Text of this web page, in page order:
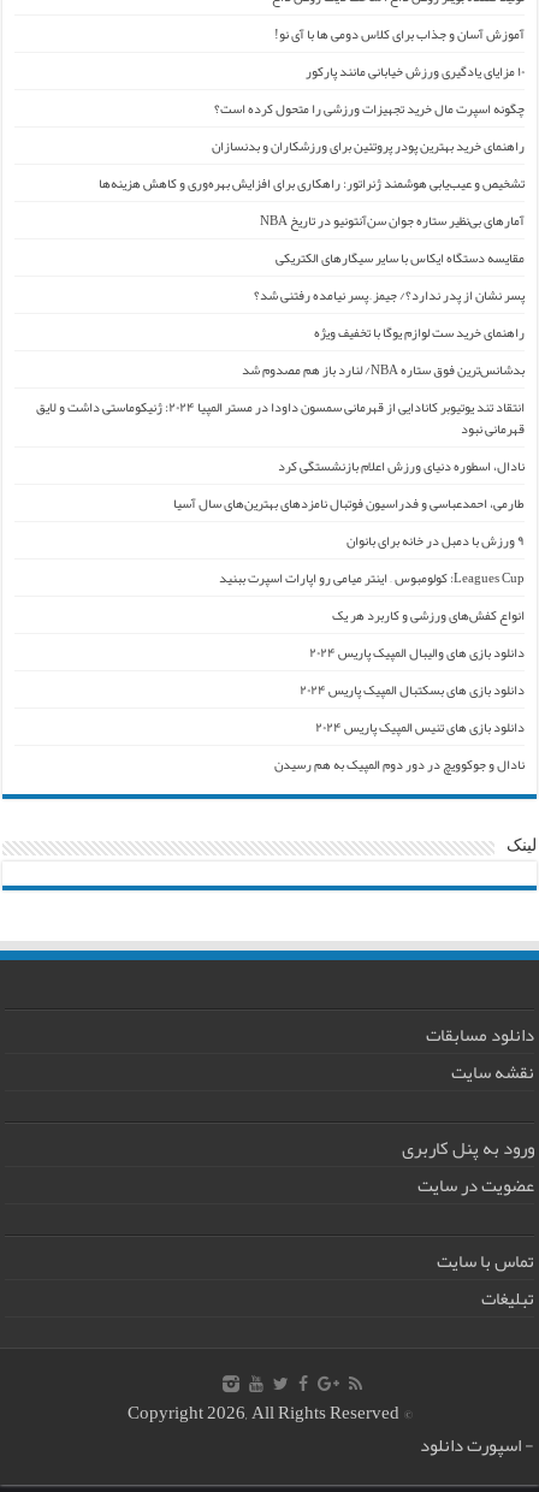
آموزش آسان و جذاب برای کلاس دومی ها با آی نو!
۱۰ مزایای یادگیری ورزش خیابانی مانند پارکور
چگونه اسپرت مال خرید تجهیزات ورزشی را متحول کرده است؟
راهنمای خرید بهترین پودر پروتئین برای ورزشکاران و بدنسازان
تشخیص و عیب‌یابی هوشمند ژنراتور: راهکاری برای افزایش بهره‌وری و کاهش هزینه‌ها
آمارهای بی‌نظیر ستاره جوان سن‌آنتونیو در تاریخ NBA
مقایسه دستگاه ایکاس با سایر سیگارهای الکتریکی
پسر نشان از پدر ندارد؟/ جیمز ِ پسر نیامده رفتنی شد؟
راهنمای خرید ست لوازم یوگا با تخفیف ویژه
بدشانس‌ترین فوق ستاره NBA/ لنارد باز هم مصدوم شد
انتقاد تند یوتیوبر کانادایی از قهرمانی سمسون داودا در مستر المپیا ۲۰۲۴: ژنیکوماستی داشت و لایق
قهرمانی نبود
نادال، اسطوره دنیای ورزش اعلام بازنشستگی کرد
طارمی، احمدعباسی و فدراسیون فوتبال نامزدهای بهترین‌های سال آسیا
۹ ورزش با دمبل در خانه برای بانوان
Leagues Cup: کولومبوس – اینتر میامی رو اپارات اسپرت ببنید
انواع کفش‌های ورزشی و کاربرد هر یک
دانلود بازی های والیبال المپیک پاریس ۲۰۲۴
دانلود بازی های بسکتبال المپیک پاریس ۲۰۲۴
دانلود بازی های تنیس المپیک پاریس ۲۰۲۴
نادال و جوکوویچ در دور دوم المپیک به هم رسیدن
لینک
دانلود مسابقات
نقشه سایت
ورود به پنل کاربری
عضویت در سایت
تماس با سایت
تبلیغات
© Copyright 2026, All Rights Reserved
-اسپورت دانلود